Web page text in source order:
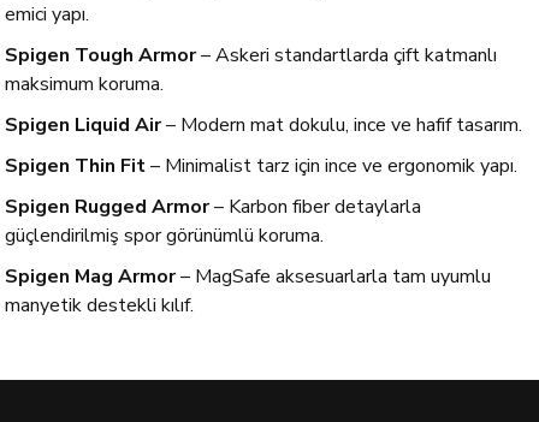
emici yapı.
Spigen Tough Armor– Askeri standartlarda çift katmanlı
maksimum koruma.
Spigen Liquid Air– Modern mat dokulu, ince ve hafif tasarım.
Spigen Thin Fit– Minimalist tarz için ince ve ergonomik yapı.
Spigen Rugged Armor– Karbon fiber detaylarla
güçlendirilmiş spor görünümlü koruma.
Spigen Mag Armor– MagSafe aksesuarlarla tam uyumlu
manyetik destekli kılıf.